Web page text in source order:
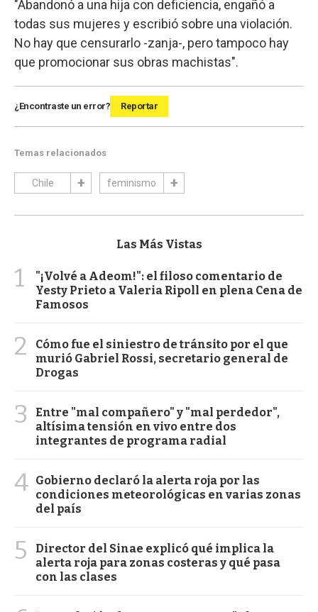
"Abandonó a una hija con deficiencia, engañó a
todas sus mujeres y escribió sobre una violación.
No hay que censurarlo -zanja-, pero tampoco hay
que promocionar sus obras machistas".
¿Encontraste un error? Reportar
Temas relacionados
Chile feminismo
Las Más Vistas
1
"¡Volvé a Adeom!": el filoso comentario de
Yesty Prieto a Valeria Ripoll en plena Cena de
Famosos
2
Cómo fue el siniestro de tránsito por el que
murió Gabriel Rossi, secretario general de
Drogas
3
Entre "mal compañero" y "mal perdedor",
altísima tensión en vivo entre dos
integrantes de programa radial
4 Gobierno declaró la alerta roja por las
condiciones meteorológicas en varias zonas
del país
5
Director del Sinae explicó qué implica la
alerta roja para zonas costeras y qué pasa
con las clases